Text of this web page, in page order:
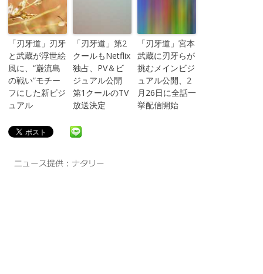
「刃牙道」刃牙
と武蔵が浮世絵
風に、“巌流島
の戦い”モチー
フにした新ビジ
ュアル
「刃牙道」第2
クールもNetflix
独占、PV＆ビ
ジュアル公開
第1クールのTV
放送決定
「刃牙道」宮本
武蔵に刃牙らが
挑むメインビジ
ュアル公開、2
月26日に全話一
挙配信開始